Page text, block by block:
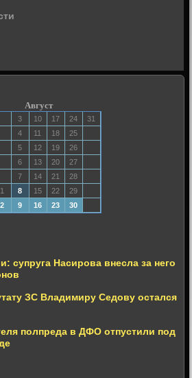
Август
3 10 17 24
31
4 11 18
25
5 12 19
26
6 13 20
27
7 14 21
28
1 8 15 22
29
2 9 16 23 30
супруга Насирова внесла за него
ЗС Владимиру Седову остался
полпреда в ДФО отпустили под